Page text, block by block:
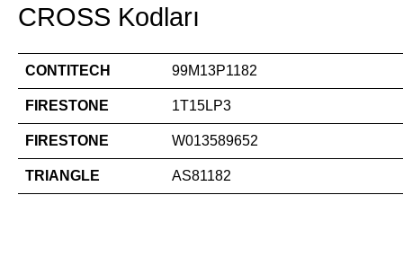
CROSS Kodları
CONTITECH 99M13P1182
FIRESTONE 1T15LP3
FIRESTONE W013589652
TRIANGLE AS81182